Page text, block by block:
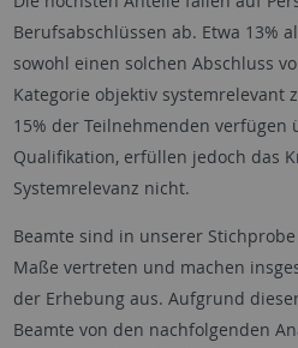
Berufsabschlüssen ab. Etwa 13%
sowohl einen solchen Abschluss
Kategorie objektiv systemrelevant
15% der Teilnehmenden verfügen
Qualifikation, erfüllen jedoch das
Systemrelevanz nicht.
Beamte sind in unserer
Maße vertreten und machen
der Erhebung aus. Aufgrund
Beamte von den nachfolgenden